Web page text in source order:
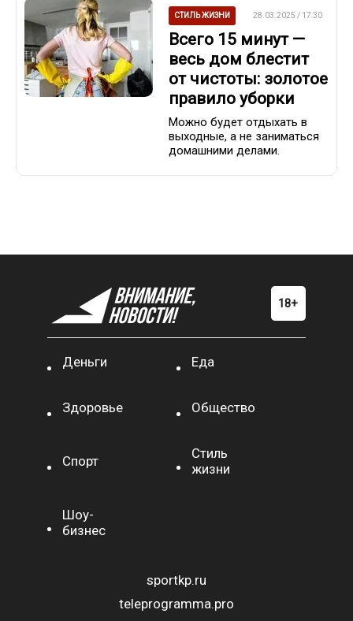
СТИЛЬ ЖИЗНИ 28.03.2025 / 17:30
Всего 15 минут —
весь дом блестит
от чистоты: золотое
правило уборки
Можно будет отдыхать в
выходные, а не заниматься
домашними делами.
Деньги Еда
Здоровье Общество
Спорт
Стиль
жизни
Шоу-
бизнес
sportkp.ru
teleprogramma.pro